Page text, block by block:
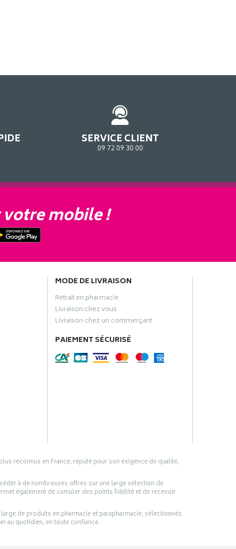
SERVICE CLIENT
09 72 09 30 00
votre mobile !
MODE DE LIVRAISON
Retrait en pharmacie
Livraison chez vous
Livraison chez un commerçant
PAIEMENT SÉCURISÉ
reconnus en France, réputé pour son exigence de qualité,
à de nombreuses offres sur une large sélection de
également de cumuler des points fidélité et de recevoir
de produits en pharmacie et parapharmacie, sélectionnés
au quotidien, en toute confiance.